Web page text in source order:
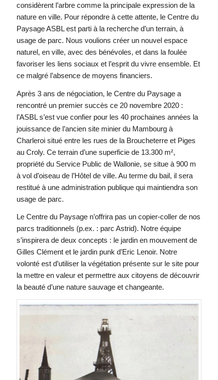
considèrent l’arbre comme la principale expression de la
nature en ville. Pour répondre à cette attente, le Centre du
Paysage ASBL est parti à la recherche d’un terrain, à
usage de parc. Nous voulions créer un nouvel espace
naturel, en ville, avec des bénévoles, et dans la foulée
favoriser les liens sociaux et l’esprit du vivre ensemble. Et
ce malgré l’absence de moyens financiers.
Après 3 ans de négociation, le Centre du Paysage a
rencontré un premier succès ce 20 novembre 2020 :
l’ASBL s’est vue confier pour les 40 prochaines années la
jouissance de l’ancien site minier du Mambourg à
Charleroi situé entre les rues de la Broucheterre et Piges
au Croly. Ce terrain d’une superficie de 13.300 m²,
propriété du Service Public de Wallonie, se situe à 900 m
à vol d’oiseau de l’Hôtel de ville. Au terme du bail, il sera
restitué à une administration publique qui maintiendra son
usage de parc.
Le Centre du Paysage n’offrira pas un copier-coller de nos
parcs traditionnels (p.ex. : parc Astrid). Notre équipe
s’inspirera de deux concepts : le jardin en mouvement de
Gilles Clément et le jardin punk d’Eric Lenoir. Notre
volonté est d’utiliser la végétation présente sur le site pour
la mettre en valeur et permettre aux citoyens de découvrir
la beauté d’une nature sauvage et changeante.